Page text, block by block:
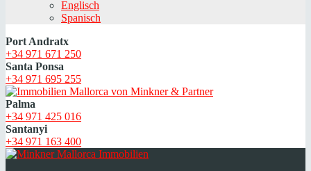
Englisch
Spanisch
Port Andratx
+34 971 671 250
Santa Ponsa
+34 971 695 255
Palma
+34 971 425 016
Santanyi
+34 971 163 400